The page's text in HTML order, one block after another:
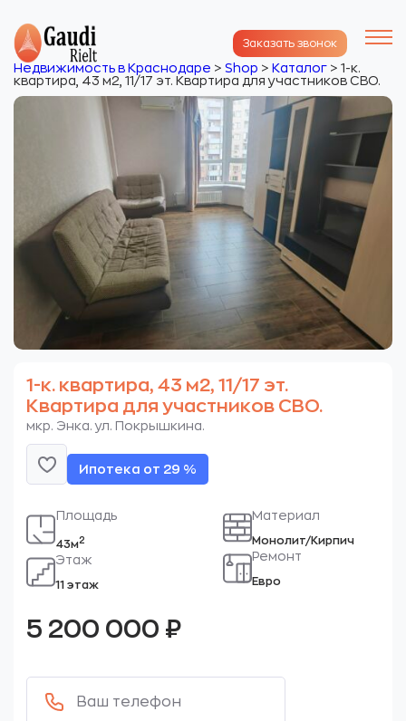
Заказать звонок
Недвижимость в Краснодаре > Shop > Каталог > 1-к.
квартира, 43 м2, 11/17 эт. Квартира для участников СВО.
1-к. квартира, 43 м2, 11/17 эт.
Квартира для участников СВО.
мкр. Энка. ул. Покрышкина.
Ипотека от 29 %
Площадь
43м2
Этаж
11 этаж
Материал
Монолит/Кирпич
Ремонт
Евро
5 200 000 ₽